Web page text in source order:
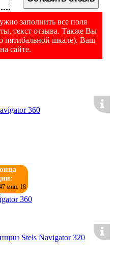
заполнить все поля
текст отзыва. Также Вы
пятибальной шкале). Ваш
сайте.
мин. 17
360